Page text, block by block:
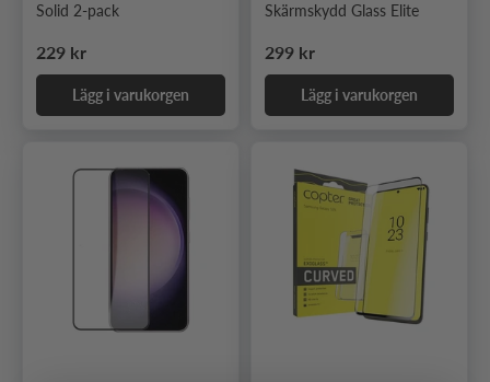
Solid 2-pack
Ordinarie pris
229 kr
Lägg i varukorgen
Skärmskydd Glass Elite
Ordinarie pris
299 kr
Lägg i varukorgen